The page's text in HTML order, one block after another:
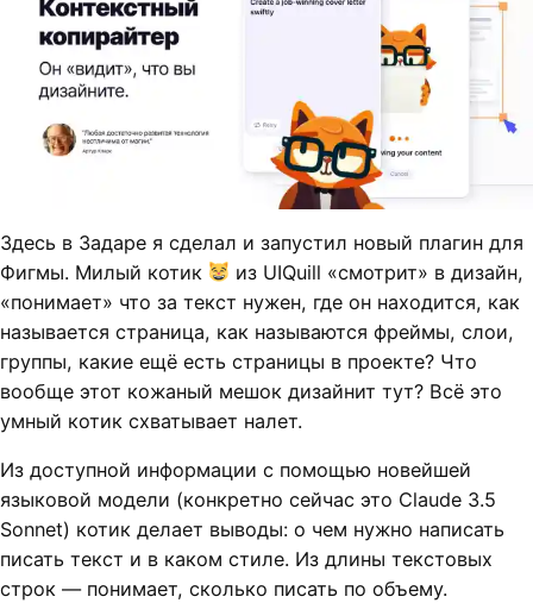
Здесь в Задаре я сделал и запустил новый плагин для
Фигмы. Милый котик
из UIQuill «смотрит» в дизайн,
«понимает» что за текст нужен, где он находится, как
называется страница, как называются фреймы, слои,
группы, какие ещё есть страницы в проекте? Что
вообще этот кожаный мешок дизайнит тут? Всё это
умный котик схватывает налет.
Из доступной информации с помощью новейшей
языковой модели (конкретно сейчас это Claude 3.5
Sonnet) котик делает выводы: о чем нужно написать
писать текст и в каком стиле. Из длины текстовых
строк — понимает, сколько писать по объему.